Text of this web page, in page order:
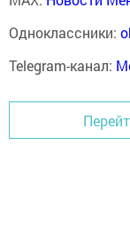
Одноклассники:
Telegram-канал: